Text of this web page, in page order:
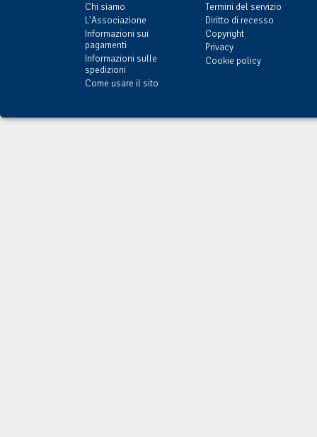
Chi siamo
L'Associazione
Informazioni sui
pagamenti
Informazioni sulle
spedizioni
Come usare il sito
Termini del servizio
Diritto di recesso
Copyright
Privacy
Cookie policy